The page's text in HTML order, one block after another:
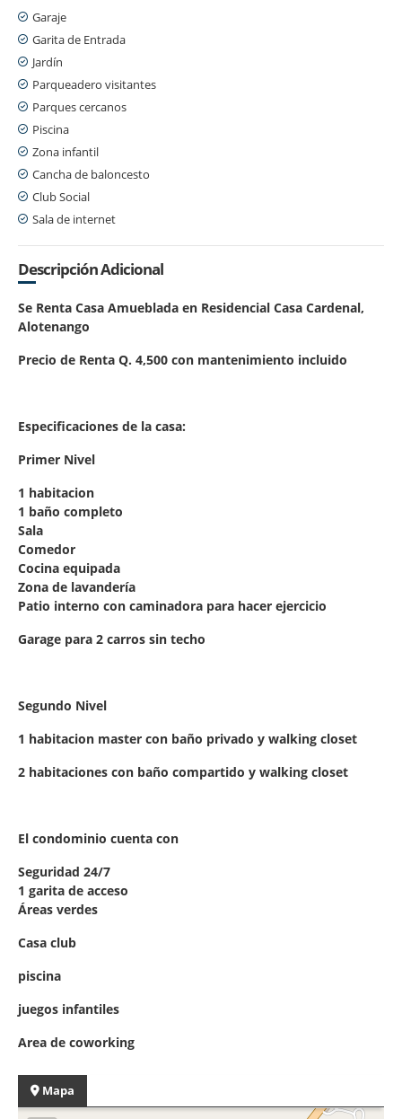
Garaje
Garita de Entrada
Jardín
Parqueadero visitantes
Parques cercanos
Piscina
Zona infantil
Cancha de baloncesto
Club Social
Sala de internet
Descripción Adicional
Se Renta Casa Amueblada en Residencial Casa Cardenal,
Alotenango
Precio de Renta Q. 4,500 con mantenimiento incluido
Especificaciones de la casa:
Primer Nivel
1 habitacion
1 baño completo
Sala
Comedor
Cocina equipada
Zona de lavandería
Patio interno con caminadora para hacer ejercicio
Garage para 2 carros sin techo
Segundo Nivel
1 habitacion master con baño privado y walking closet
2 habitaciones con baño compartido y walking closet
El condominio cuenta con
Seguridad 24/7
1 garita de acceso
Áreas verdes
Casa club
piscina
juegos infantiles
Area de coworking
Mapa